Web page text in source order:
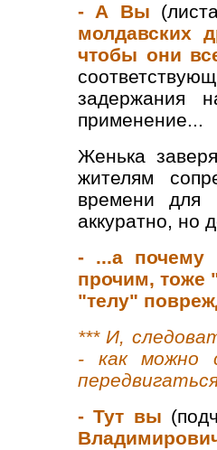
- А Вы
молдавских
чтобы они
задержания
применение...
Женька
жителям
времени для
аккуратно, но
- ...а почему
прочим, тоже
"телу"
*** И,
- как можно
- Тут вы